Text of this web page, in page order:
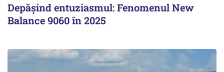
Depășind entuziasmul: Fenomenul New
Balance 9060 în 2025